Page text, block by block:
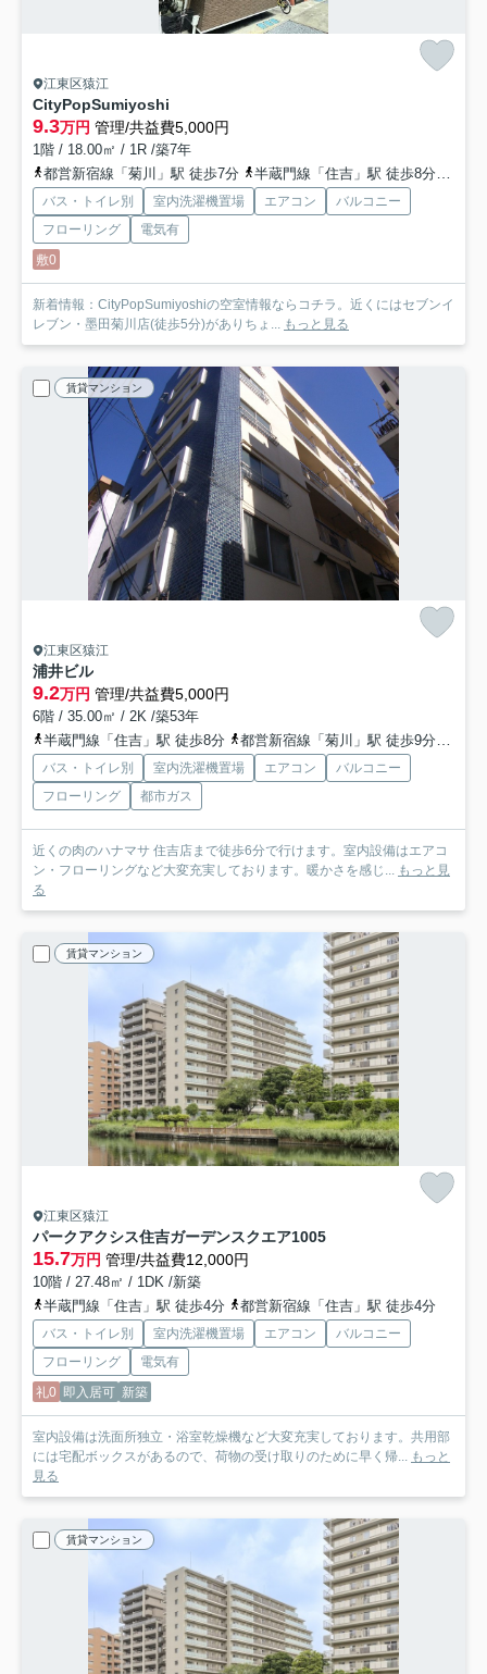
江東区猿江
CityPopSumiyoshi
9.3万円 管理/共益費5,000円
1階 / 18.00㎡ / 1R /築7年
都営新宿線「菊川」駅 徒歩7分
半蔵門線「住吉」駅 徒歩8分
バス・トイレ別 室内洗濯機置場 エアコン
バルコニー
フローリング
電気有
敷0
新着情報：CityPopSumiyoshiの空室情報ならコチラ。近くにはセブンイ
レブン・墨田菊川店(徒歩5分)がありちょ... もっと見る
賃貸マンション
江東区猿江
浦井ビル
9.2万円 管理/共益費5,000円
6階 / 35.00㎡ / 2K /築53年
半蔵門線「住吉」駅 徒歩8分
都営新宿線「菊川」駅 徒歩9分
バス・トイレ別 室内洗濯機置場 エアコン
バルコニー
フローリング
都市ガス
近くの肉のハナマサ 住吉店まで徒歩6分で行けます。室内設備はエアコ
ン・フローリングなど大変充実しております。暖かさを感じ... もっと見
る
賃貸マンション
江東区猿江
パークアクシス住吉ガーデンスクエア1005
15.7万円 管理/共益費12,000円
10階 / 27.48㎡ / 1DK /新築
半蔵門線「住吉」駅 徒歩4分
都営新宿線「住吉」駅 徒歩4分
バス・トイレ別 室内洗濯機置場 エアコン
バルコニー
フローリング
電気有
礼0 即入居可 新築
室内設備は洗面所独立・浴室乾燥機など大変充実しております。共用部
には宅配ボックスがあるので、荷物の受け取りのために早く帰... もっと
見る
賃貸マンション